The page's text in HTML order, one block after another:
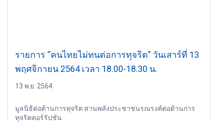
รายการ “คนไทยไม่ทนต่อการทุจริต” วันเสาร์ที่ 13
พฤศจิกายน 2564 เวลา 18.00-18.30 น.
13 พ.ย. 2564
มูลนิธิต่อต้านการทุจริต สานพลังประชาชนรณรงค์ต่อต้านการ
ทุจริตคอร์รัปชัน